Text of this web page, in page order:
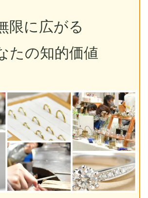
限に広がる
たの知的価値